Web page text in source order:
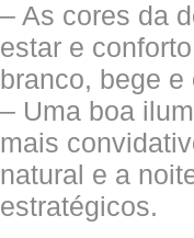
– As cores da
estar e
branco, bege
– Uma boa
mais
natural e a
estratégicos.